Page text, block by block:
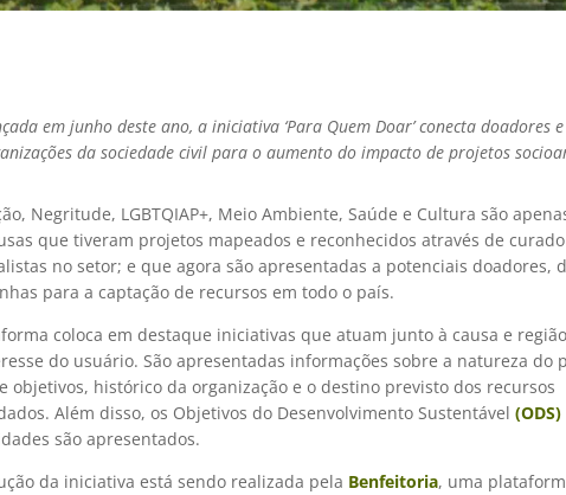
em junho deste ano, a iniciativa ‘Para Quem Doar’ conecta doadores e
da sociedade civil para o aumento do impacto de projetos
Negritude, LGBTQIAP+, Meio Ambiente, Saúde e Cultura são
que tiveram projetos mapeados e reconhecidos através de
no setor; e que agora são apresentadas a potenciais doadores,
para a captação de recursos em todo o país.
coloca em destaque iniciativas que atuam junto à causa e
do usuário. São apresentadas informações sobre a natureza do
objetivos, histórico da organização e o destino previsto dos recursos
Além disso, os Objetivos do Desenvolvimento Sustentável (ODS)
são apresentados.
da iniciativa está sendo realizada pela Benfeitoria, uma